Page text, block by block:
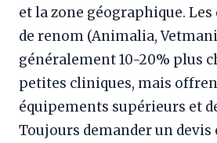
et la zone géographique.
de renom (Animalia,
généralement 10-20% plus
petites cliniques, mais
équipements supérieurs et
Toujours demander un devis